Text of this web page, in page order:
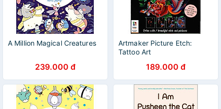
A Million Magical Creatures
239.000 đ
Artmaker Picture Etch:
Tattoo Art
189.000 đ